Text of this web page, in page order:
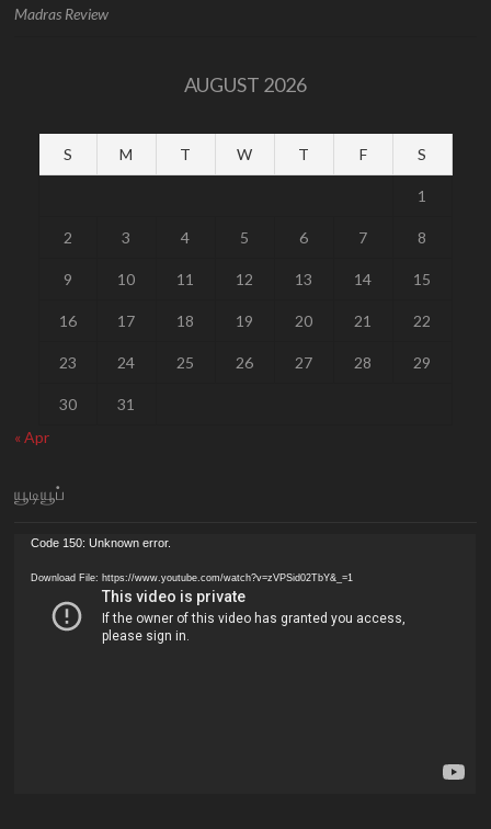
Madras Review
AUGUST 2026
S M T W T F S
1
2 3 4 5 6 7 8
9 10 11 12 13 14 15
16 17 18 19 20 21 22
23 24 25 26 27 28 29
30
31
« Apr
யூடியூப்
Video
Code 150: Unknown error.
Download File: https://www.youtube.com/watch?v=zVPSid02TbY&_=1